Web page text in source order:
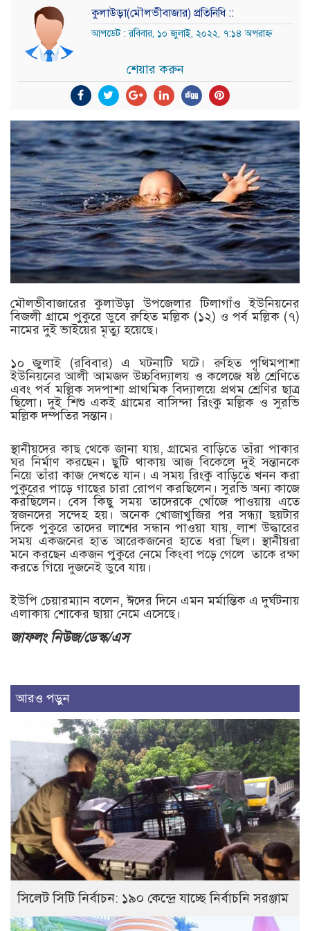
কুলাউড়া(মৌলভীবাজার) প্রতিনিধি ::
আপডেট : রবিবার, ১০ জুলাই, ২০২২, ৭:১৪ অপরাহ্ন
শেয়ার করুন
মৌলভীবাজারের কুলাউড়া উপজেলার টিলাগাঁও ইউনিয়নের
বিজলী গ্রামে পুকুরে ডুবে রুহিত মল্লিক (১২) ও পর্ব মল্লিক (৭)
নামের দুই ভাইয়ের মৃত্যু হয়েছে।
১০ জুলাই (রবিবার) এ ঘটনাটি ঘটে। রুহিত পৃথিমপাশা
ইউনিয়নের আলী আমজদ উচ্চবিদ্যালয় ও কলেজে ষষ্ঠ শ্রেণিতে
এবং পর্ব মল্লিক সদপাশা প্রাথমিক বিদ্যালয়ে প্রথম শ্রেণির ছাত্র
ছিলো। দুই শিশু একই গ্রামের বাসিন্দা রিংকু মল্লিক ও সুরভি
মল্লিক দম্পতির সন্তান।
স্থানীয়দের কাছ থেকে জানা যায়, গ্রামের বাড়িতে তাঁরা পাকার
ঘর নির্মাণ করছেন। ছুটি থাকায় আজ বিকেলে দুই সন্তানকে
নিয়ে তাঁরা কাজ দেখতে যান। এ সময় রিংকু বাড়িতে খনন করা
পুকুরের পাড়ে গাছের চারা রোপণ করছিলেন। সুরভি অন্য কাজে
করছিলেন। বেস কিছু সময় তাদেরকে খোঁজে পাওয়ায় এতে
স্বজনদের সন্দেহ হয়। অনেক খোজাখুজির পর সন্ধ্যা ছয়টার
দিকে পুকুরে তাদের লাশের সন্ধান পাওয়া যায়, লাশ উদ্ধারের
সময় একজনের হাত আরেকজনের হাতে ধরা ছিল। স্থানীয়রা
মনে করছেন একজন পুকুরে নেমে কিংবা পড়ে গেলে তাকে রক্ষা
করতে গিয়ে দুজনেই ডুবে যায়।
ইউপি চেয়ারম্যান বলেন, ঈদের দিনে এমন মর্মান্তিক এ দুর্ঘটনায়
এলাকায় শোকের ছায়া নেমে এসেছে।
জাফলং নিউজ/ডেস্ক/এস
আরও পড়ুন
সিলেট সিটি নির্বাচন: ১৯০ কেন্দ্রে যাচ্ছে নির্বাচনি সরঞ্জাম